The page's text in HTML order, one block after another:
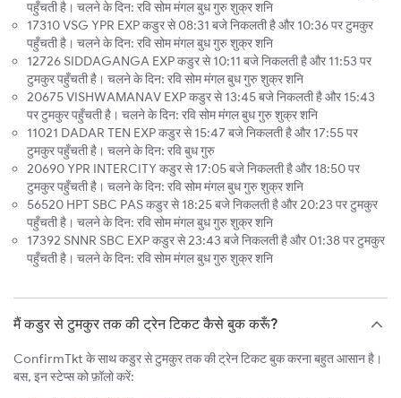
पहुँचती है। चलने के दिन: रवि सोम मंगल बुध गुरु शुक्र शनि
17310 VSG YPR EXP कडुर से 08:31 बजे निकलती है और 10:36 पर टुमकुर
पहुँचती है। चलने के दिन: रवि सोम मंगल बुध गुरु शुक्र शनि
12726 SIDDAGANGA EXP कडुर से 10:11 बजे निकलती है और 11:53 पर
टुमकुर पहुँचती है। चलने के दिन: रवि सोम मंगल बुध गुरु शुक्र शनि
20675 VISHWAMANAV EXP कडुर से 13:45 बजे निकलती है और 15:43
पर टुमकुर पहुँचती है। चलने के दिन: रवि सोम मंगल बुध गुरु शुक्र शनि
11021 DADAR TEN EXP कडुर से 15:47 बजे निकलती है और 17:55 पर
टुमकुर पहुँचती है। चलने के दिन: रवि बुध गुरु
20690 YPR INTERCITY कडुर से 17:05 बजे निकलती है और 18:50 पर
टुमकुर पहुँचती है। चलने के दिन: रवि सोम मंगल बुध गुरु शुक्र शनि
56520 HPT SBC PAS कडुर से 18:25 बजे निकलती है और 20:23 पर टुमकुर
पहुँचती है। चलने के दिन: रवि सोम मंगल बुध गुरु शुक्र शनि
17392 SNNR SBC EXP कडुर से 23:43 बजे निकलती है और 01:38 पर टुमकुर
पहुँचती है। चलने के दिन: रवि सोम मंगल बुध गुरु शुक्र शनि
मैं कडुर से टुमकुर तक की ट्रेन टिकट कैसे बुक करूँ?
ConfirmTkt के साथ कडुर से टुमकुर तक की ट्रेन टिकट बुक करना बहुत आसान है।
बस, इन स्टेप्स को फ़ॉलो करें: